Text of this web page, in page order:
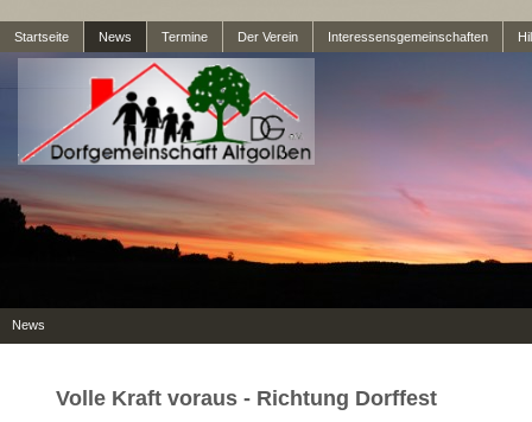
Startseite News Termine Der Verein Interessensgemeinschaften
News
Volle Kraft voraus - Richtung Dorffest